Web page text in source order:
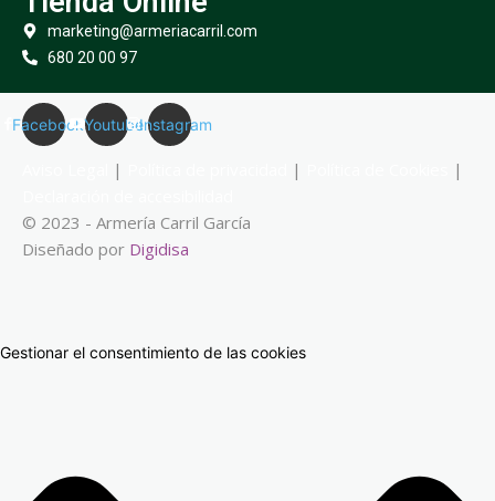
marketing@armeriacarril.com
680 20 00 97
FacebookYoutubeInstagram
| |
|
© 2023 - Armería Carril García
Diseñado por Digidisa
Gestionar el consentimiento de las cookies